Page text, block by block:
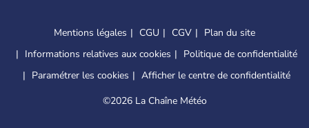
Mentions légales CGU CGV
Plan du site
Informations relatives aux cookies
Politique de confidentialité
Paramétrer les cookies
Afficher le centre de confidentialité
©2026 La Chaîne Météo